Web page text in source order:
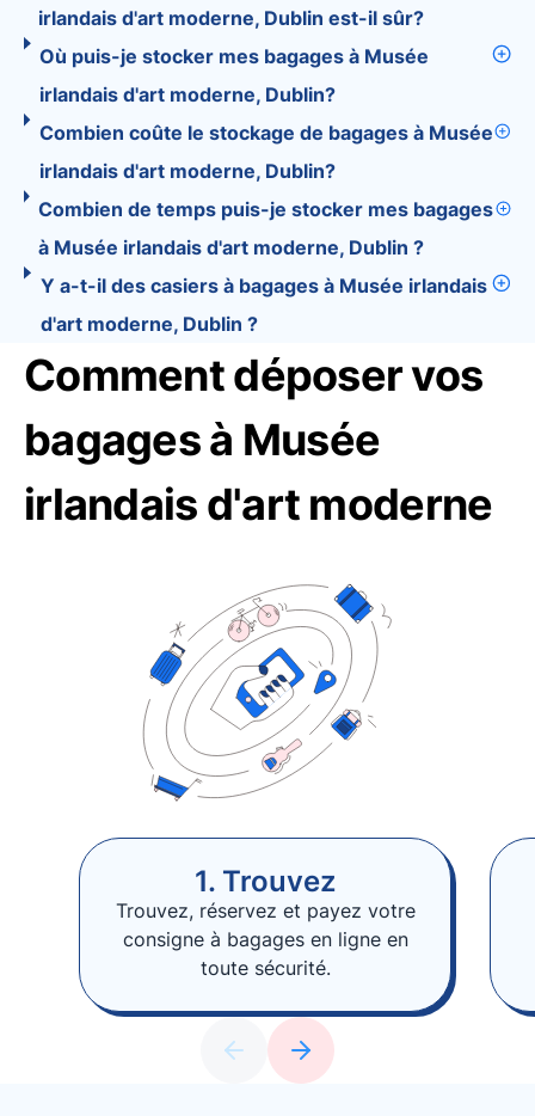
irlandais d'art moderne, Dublin est-il sûr?
Où puis-je stocker mes bagages à Musée
irlandais d'art moderne, Dublin?
Combien coûte le stockage de bagages à Musée
irlandais d'art moderne, Dublin?
Combien de temps puis-je stocker mes bagages
à Musée irlandais d'art moderne, Dublin ?
Y a-t-il des casiers à bagages à Musée irlandais
d'art moderne, Dublin ?
Comment déposer vos
bagages à Musée
irlandais d'art moderne
1. Trouvez
Trouvez, réservez et payez votre
consigne à bagages en ligne en
toute sécurité.